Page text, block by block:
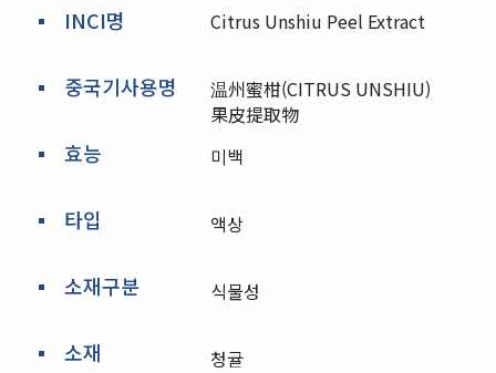
INCI명
중국기사용명
효능
타입
소재구분
소재
Citrus Unshiu Peel Extract
温州蜜柑(CITRUS UNSHIU)
果皮提取物
미백
액상
식물성
청귤